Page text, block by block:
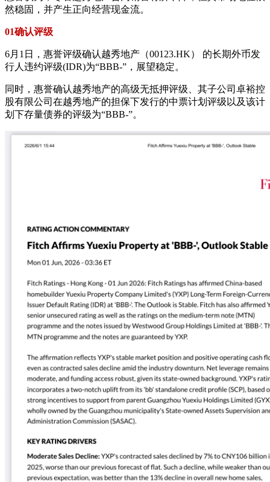
然稳固，并产生正向经营现金流。
01确认评级
6月1日，惠誉评级确认越秀地产（00123.HK） 的长期外币发
行人违约评级(IDR)为“BBB-”，展望稳定。
同时，惠誉确认越秀地产的高级无抵押评级、其子公司卓裕控
股有限公司在越秀地产的担保下发行的中票计划评级以及该计
划下存量债券的评级为“BBB-”。